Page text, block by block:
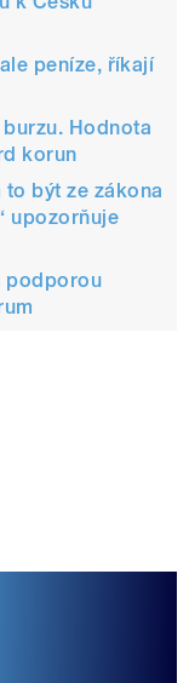
peníze, říkají
Hodnota
korun
být ze zákona
upozorňuje
podporou